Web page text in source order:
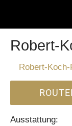
Robert-
Robert-
Ausstattung: